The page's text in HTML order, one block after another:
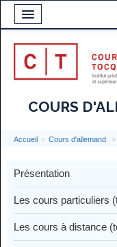
COURS
Accueil » Cours d'allemand »
Présentation
Les cours particuliers
Les cours à distance